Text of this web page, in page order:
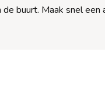
buurt. Maak snel een